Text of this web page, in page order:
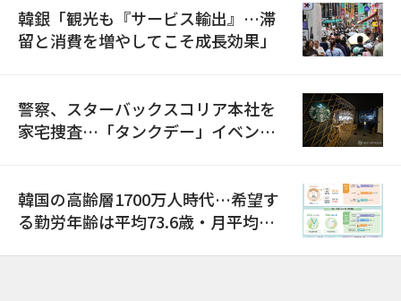
韓銀「観光も『サービス輸出』…滞
留と消費を増やしてこそ成長効果」
警察、スターバックスコリア本社を
家宅捜査…「タンクデー」イベント
韓国の高齢層1700万人時代…希望す
る勤労年齢は平均73.6歳・月平均賃